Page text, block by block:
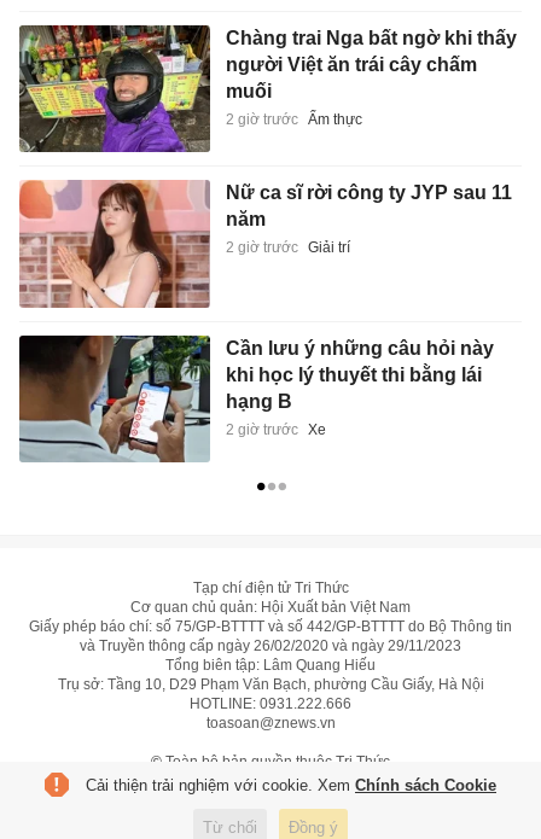
Chàng trai Nga bất ngờ khi thấy
người Việt ăn trái cây chấm
muối
2 giờ trước Ẩm thực
Nữ ca sĩ rời công ty JYP sau 11
năm
2 giờ trước Giải trí
Cần lưu ý những câu hỏi này
khi học lý thuyết thi bằng lái
hạng B
2 giờ trước Xe
Tạp chí điện tử Tri Thức
Cơ quan chủ quản: Hội Xuất bản Việt Nam
Giấy phép báo chí: số 75/GP-BTTTT và số 442/GP-BTTTT do Bộ Thông tin
và Truyền thông cấp ngày 26/02/2020 và ngày 29/11/2023
Tổng biên tập: Lâm Quang Hiếu
Trụ sở: Tầng 10, D29 Phạm Văn Bạch, phường Cầu Giấy, Hà Nội
HOTLINE: 0931.222.666
toasoan@znews.vn
© Toàn bộ bản quyền thuộc Tri Thức
Cải thiện trải nghiệm với cookie. Xem Chính sách Cookie
Từ chối Đồng ý